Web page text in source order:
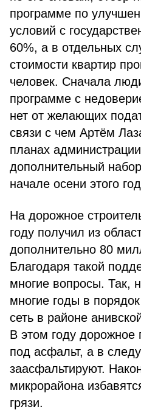
программе по
условий с
60%, а в отдельных
стоимости квартир
человек. Сначала
программе с
нет от желающих
связи с чем Артём
планах
дополнительный
начале осени этого
На дорожное
году получил из
дополнительно 80
Благодаря такой
многие вопросы. Так,
многие годы в
сеть в районе
В этом году дорожное
под асфальт, а в
заасфальтируют.
микрорайона
грязи.